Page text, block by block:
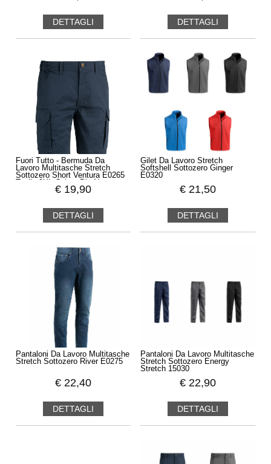
DETTAGLI DETTAGLI
Fuori Tutto - Bermuda Da
Lavoro Multitasche Stretch
Sottozero Short Ventura E0265
€ 19,90
DETTAGLI
Gilet Da Lavoro Stretch
Softshell Sottozero Ginger
E0320
€ 21,50
DETTAGLI
Pantaloni Da Lavoro Multitasche
Stretch Sottozero River E0275
€ 22,40
DETTAGLI
Pantaloni Da Lavoro Multitasche
Stretch Sottozero Energy
Stretch 15030
€ 22,90
DETTAGLI